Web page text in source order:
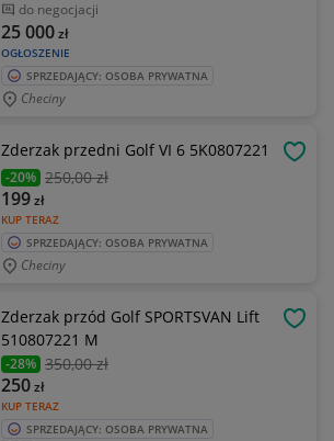
do negocjacji
OGŁOSZENIE
25 000zł
SPRZEDAJĄCY: OSOBA PRYWATNA
Checiny
Zderzak przedni Golf VI 6 5K0807221
-20% 250,00 zł
KUP TERAZ
199zł
SPRZEDAJĄCY: OSOBA PRYWATNA
Checiny
Zderzak przód Golf SPORTSVAN Lift
510807221 M
-28% 350,00 zł
KUP TERAZ
250zł
SPRZEDAJĄCY: OSOBA PRYWATNA